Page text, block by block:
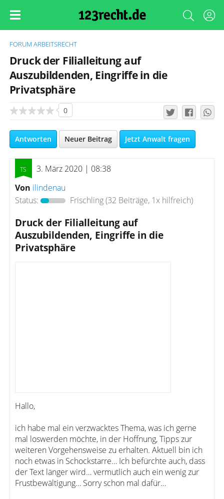
FORUM ARBEITSRECHT
Druck der Filialleitung auf
Auszubildenden, Eingriffe in die
Privatsphäre
0
Antworten Neuer Beitrag Jetzt Anwalt fragen
3. März 2020 | 08:38
Von ilindenau
Status:
Frischling(32 Beiträge, 1x hilfreich)
Druck der Filialleitung auf
Auszubildenden, Eingriffe in die
Privatsphäre
Hallo,
ich habe mal ein verzwacktes Thema, was ich gerne
mal loswerden möchte, in der Hoffnung, Tipps zur
weiteren Vorgehensweise zu erhalten. Aktuell bin ich
noch etwas in Schockstarre… Ich befürchte auch, dass
der Text länger wird… vermutlich auch ein wenig zur
Frustbewältigung… Sorry schon mal dafür…